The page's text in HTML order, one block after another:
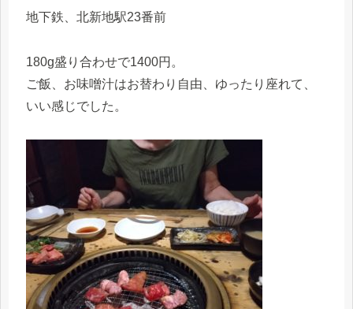
地下鉄、北新地駅23番前
180g盛り合わせで1400円。
ご飯、お味噌汁はお替わり自由、ゆったり座れて、
いい感じでした。